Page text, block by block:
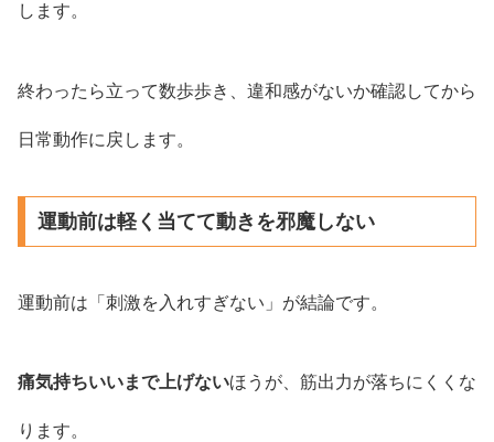
します。
終わったら立って数歩歩き、違和感がないか確認してから
日常動作に戻します。
運動前は軽く当てて動きを邪魔しない
運動前は「刺激を入れすぎない」が結論です。
痛気持ちいいまで上げないほうが、筋出力が落ちにくくな
ります。